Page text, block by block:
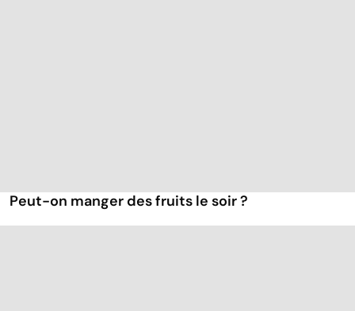
Peut-on manger des fruits le soir ?